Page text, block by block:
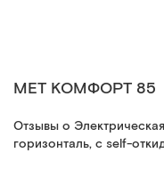
MET КОМФОРТ 85
Отзывы о
горизонталь, с self-